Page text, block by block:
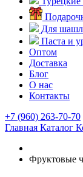
Для
Паста и
Оптом
Доставка
Блог
О нас
Контакты
+7 (960) 263-70-70
Главная Каталог
Фруктовые